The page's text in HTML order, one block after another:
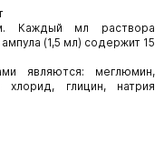
Каждый мл раствора
(1,5 мл) содержит 15
являются: меглюмин,
хлорид, глицин, натрия